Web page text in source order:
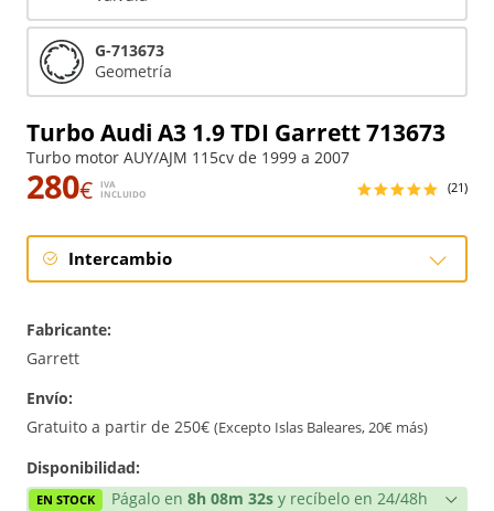
Turbo Audi A3 1.9 TDI Garrett 713673
Turbo motor AUY/AJM 115cv de 1999 a 2007
280€
IVA
INCLUIDO
(21)
Intercambio
Reconstrucción
Reforzado
Fabricante:
Garrett
Envío:
Gratuito a partir de 250€ (Excepto Islas Baleares, 20€ más)
Disponibilidad:
EN STOCK Págalo en 8h 08m 32s y recíbelo en 24/48h
G-713673
Geometría